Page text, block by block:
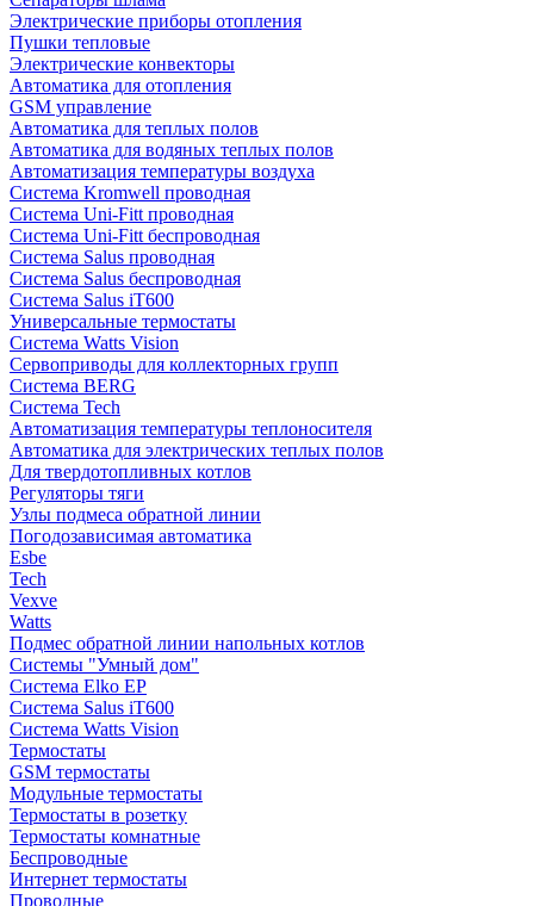
Электрические приборы отопления
Пушки тепловые
Электрические конвекторы
Автоматика для отопления
GSM управление
Автоматика для теплых полов
Автоматика для водяных теплых полов
Автоматизация температуры воздуха
Система Kromwell проводная
Система Uni-Fitt проводная
Система Uni-Fitt беспроводная
Система Salus проводная
Система Salus беспроводная
Система Salus iT600
Универсальные термостаты
Система Watts Vision
Сервоприводы для коллекторных групп
Система BERG
Система Tech
Автоматизация температуры теплоносителя
Автоматика для электрических теплых полов
Для твердотопливных котлов
Регуляторы тяги
Узлы подмеса обратной линии
Погодозависимая автоматика
Esbe
Tech
Vexve
Watts
Подмес обратной линии напольных котлов
Системы "Умный дом"
Система Elko EP
Система Salus iT600
Система Watts Vision
Термостаты
GSM термостаты
Модульные термостаты
Термостаты в розетку
Термостаты комнатные
Беспроводные
Интернет термостаты
Проводные